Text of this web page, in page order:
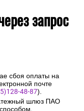
запрос
сбоя оплаты на
почте
48-87).
шлюз ПАО